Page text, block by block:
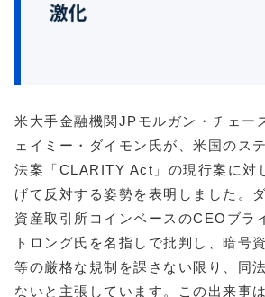
米大手金融機関JPモルガン・チェー
ェイミー・ダイモン氏が、米国のス
法案「CLARITY Act」の現行案に対
げて反対する姿勢を表明しました。
資産取引所コインベースのCEOブラ
トロング氏を名指しで批判し、暗号
等の厳格な規制を課さない限り、同
ないと主張しています。この出来事